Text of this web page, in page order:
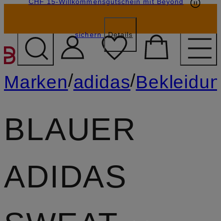
ZUM HAUPTINHALT
sichern Details
Marken/adidas/
BLAUER
ADIDAS